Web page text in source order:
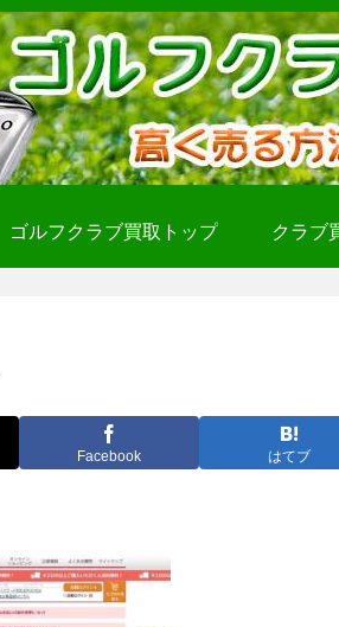
ゴルフクラブ買取トップ クラブ
Facebook はてブ